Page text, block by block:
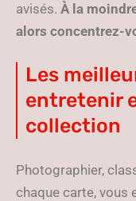
avisés. À la
alors concentrez-
Les
entretenir
collection
Photographier,
chaque carte, vous